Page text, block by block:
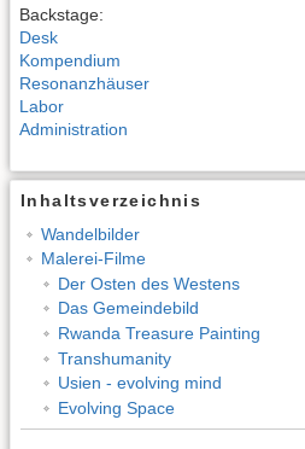
Backstage:
Desk
Kompendium
Resonanzhäuser
Labor
Administration
Inhaltsverzeichnis
Wandelbilder
Malerei-Filme
Der Osten des Westens
Das Gemeindebild
Rwanda Treasure Painting
Transhumanity
Usien - evolving mind
Evolving Space